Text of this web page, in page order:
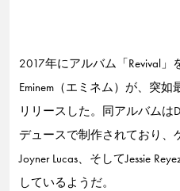
2017年にアルバム「Revival
Eminem（エミネム）が、突如
リリースした。同アルバムは
デュースで制作されており、
Joyner Lucas、そしてJessie
しているようだ。